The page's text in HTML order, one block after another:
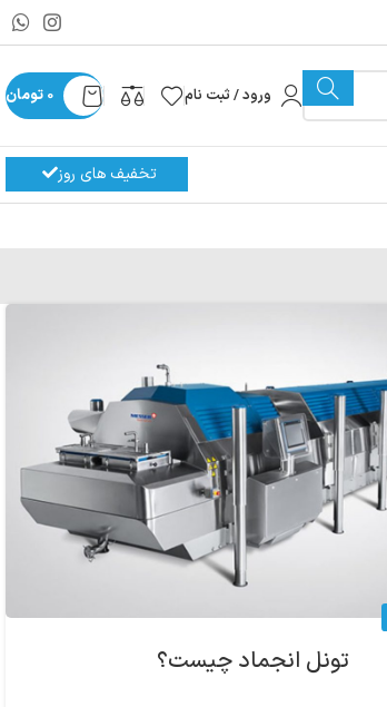
ورود / ثبت نام 0 تومان
تخفیف های روز
تونل انجماد چیست؟